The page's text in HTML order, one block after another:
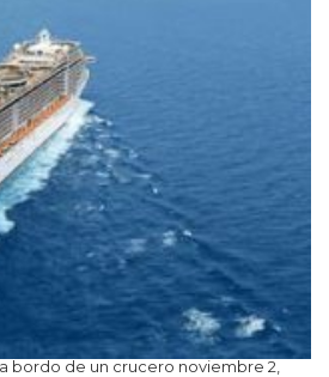
bordo de un cruceronoviembre 2,